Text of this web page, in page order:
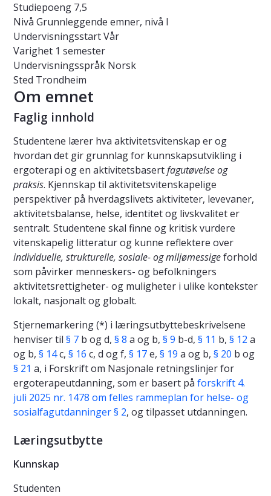
Studiepoeng 7,5
Nivå Grunnleggende emner, nivå I
UndervisningsstartVår
Varighet 1 semester
Undervisningsspråk Norsk
Sted Trondheim
Om emnet
Faglig innhold
Studentene lærer hva aktivitetsvitenskap er og
hvordan det gir grunnlag for kunnskapsutvikling i
ergoterapi og en aktivitetsbasertfagutøvelse og
praksis. Kjennskap til aktivitetsvitenskapelige
perspektiver på hverdagslivets aktiviteter, levevaner,
aktivitetsbalanse, helse, identitet og livskvalitet er
sentralt. Studentene skal finne og kritisk vurdere
vitenskapelig litteratur og kunne reflektere over
individuelle, strukturelle, sosiale- og miljømessigeforhold
som påvirker menneskers- og befolkningers
aktivitetsrettigheter- og muligheter i ulike kontekster
lokalt, nasjonalt og globalt.
Stjernemarkering (*) i læringsutbyttebeskrivelsene
henviser til § 7 b og d, § 8 a og b, § 9 b-d, § 11 b, § 12 a
og b, § 14c, § 16 c, d og f, § 17e, § 19 a og b, § 20 b og
§ 21 a, i Forskrift om Nasjonale retningslinjer for
ergoterapeutdanning, som er basert på forskrift 4.
juli 2025 nr. 1478 om felles rammeplan for helse- og
sosialfagutdanninger § 2, og tilpasset utdanningen.
Læringsutbytte
Kunnskap
Studenten